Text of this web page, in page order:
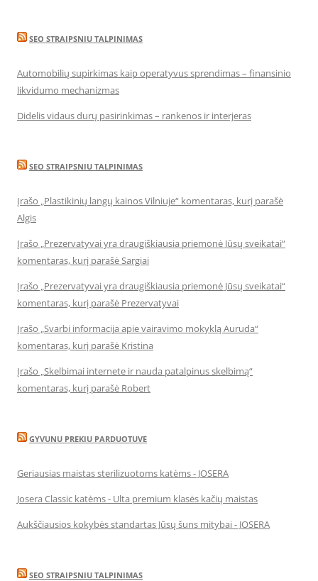
SEO STRAIPSNIU TALPINIMAS
Automobilių supirkimas kaip operatyvus sprendimas – finansinio
likvidumo mechanizmas
Didelis vidaus durų pasirinkimas – rankenos ir interjeras
SEO STRAIPSNIU TALPINIMAS
Įrašo „Plastikinių langų kainos Vilniuje“ komentaras, kurį parašė
Algis
Įrašo „Prezervatyvai yra draugiškiausia priemonė Jūsų sveikatai“
komentaras, kurį parašė Sargiai
Įrašo „Prezervatyvai yra draugiškiausia priemonė Jūsų sveikatai“
komentaras, kurį parašė Prezervatyvai
Įrašo „Svarbi informacija apie vairavimo mokyklą Auruda“
komentaras, kurį parašė Kristina
Įrašo „Skelbimai internete ir nauda patalpinus skelbimą“
komentaras, kurį parašė Robert
GYVUNU PREKIU PARDUOTUVE
Geriausias maistas sterilizuotoms katėms - JOSERA
Josera Classic katėms - Ulta premium klasės kačių maistas
Aukščiausios kokybės standartas Jūsų šuns mitybai - JOSERA
SEO STRAIPSNIU TALPINIMAS